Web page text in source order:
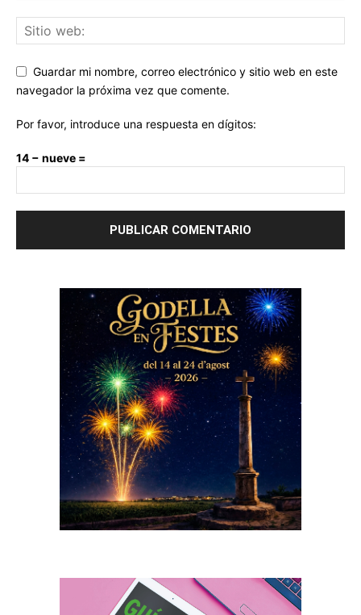
Guardar mi nombre, correo electrónico y sitio web en este
navegador la próxima vez que comente.
Por favor, introduce una respuesta en dígitos:
14 − nueve =